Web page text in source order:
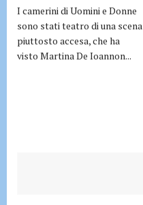
I camerini di Uomini e Donne
sono stati teatro di una scena
piuttosto accesa, che ha
visto Martina De Ioannon...